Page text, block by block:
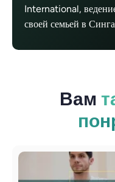
International,
своей семьей в
Вам